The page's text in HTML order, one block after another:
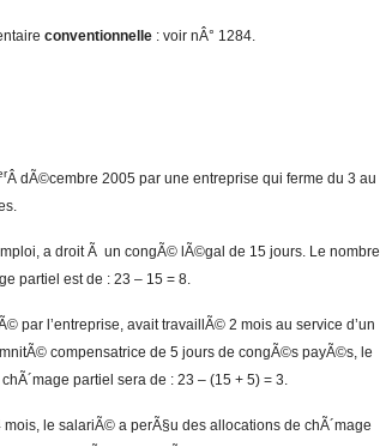
conventionnelle : voir nÂ° 1284.
Â dÃ©cembre 2005 par une entreprise qui ferme du 3 au
a droit Ã un congÃ© lÃ©gal de 15 jours. Le nombre
partiel est de : 23 – 15 = 8.
par l’entreprise, avait travaillÃ© 2 mois au service d’un
compensatrice de 5 jours de congÃ©s payÃ©s, le
partiel sera de : 23 – (15 + 5) = 3.
le salariÃ© a perÃ§u des allocations de chÃ´mage